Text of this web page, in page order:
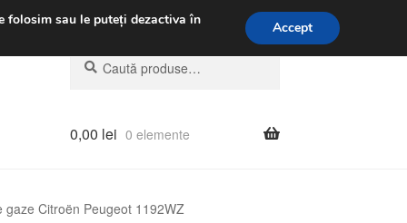
031 229 6816
Caută
după:
Caută
0,00 lei 0 elemente
Citroën Peugeot 1192WZ
folosim sau le puteți dezactiva în Accept